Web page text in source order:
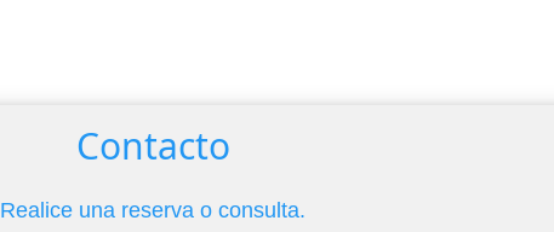
Contacto
Realice una reserva o consulta.